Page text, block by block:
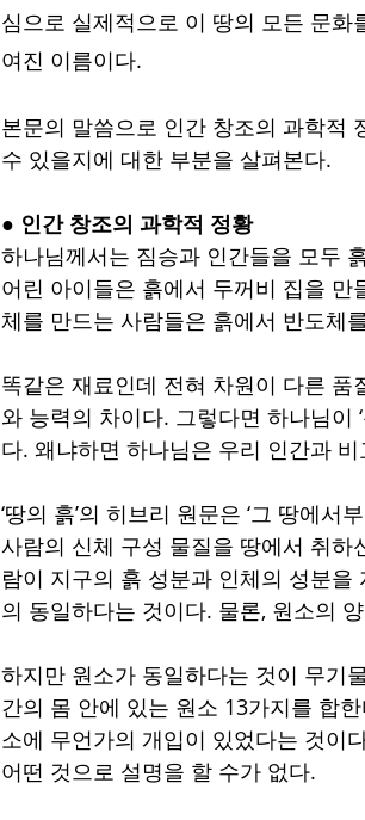
심으로 실제적으로 이 땅의 모든 문
여진 이름이다.
본문의 말씀으로 인간 창조의 과학적
수 있을지에 대한 부분을 살펴본다.
● 인간 창조의 과학적 정황
하나님께서는 짐승과 인간들을 모두
어린 아이들은 흙에서 두꺼비 집을
체를 만드는 사람들은 흙에서 반도체
똑같은 재료인데 전혀 차원이 다른
와 능력의 차이다. 그렇다면 하나님이
다. 왜냐하면 하나님은 우리 인간과
‘땅의 흙’의 히브리 원문은 ‘그 땅에
사람의 신체 구성 물질을 땅에서 취
람이 지구의 흙 성분과 인체의 성분
의 동일하다는 것이다. 물론, 원소의
하지만 원소가 동일하다는 것이 무기
간의 몸 안에 있는 원소 13가지를 합
소에 무언가의 개입이 있었다는 것이
어떤 것으로 설명을 할 수가 없다.